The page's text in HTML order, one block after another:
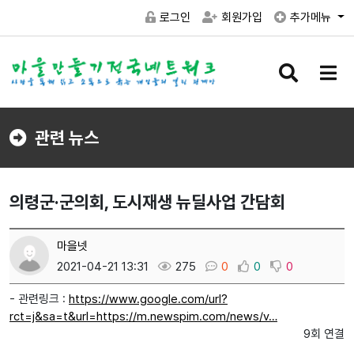
로그인 회원가입 추가메뉴
검
버
메
버
관련 뉴스
의령군·군의회, 도시재생 뉴딜사업 간담회
마을넷
2021-04-21 13:31
275 0 0 0
- 관련링크 : https://www.google.com/url?
rct=j&sa=t&url=https://m.newspim.com/news/v…
9회 연결